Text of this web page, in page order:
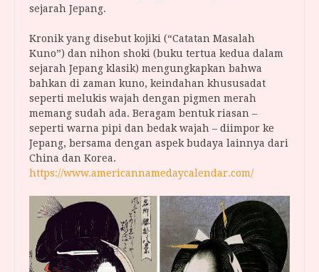
sejarah Jepang.
Kronik yang disebut kojiki (“Catatan Masalah
Kuno”) dan nihon shoki (buku tertua kedua dalam
sejarah Jepang klasik) mengungkapkan bahwa
bahkan di zaman kuno, keindahan khususadat
seperti melukis wajah dengan pigmen merah
memang sudah ada. Beragam bentuk riasan –
seperti warna pipi dan bedak wajah – diimpor ke
Jepang, bersama dengan aspek budaya lainnya dari
China dan Korea.
https://www.americannamedaycalendar.com/